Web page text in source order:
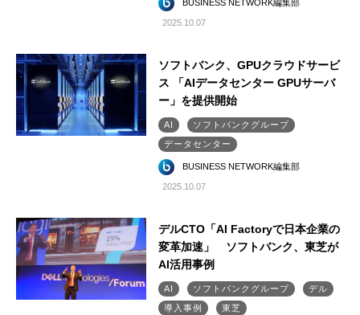
BUSINESS NETWORK編集部
2025.10.07
ソフトバンク、GPUクラウドサービ
ス 「AIデータセンター GPUサーバ
ー」を提供開始
AI
ソフトバンクグループ
データセンター
BUSINESS NETWORK編集部
2025.10.07
デルCTO「AI Factoryで日本企業の
変革加速」 ソフトバンク、東芝が
AI活用事例
AI ソフトバンクグループ
デル
導入事例
東芝